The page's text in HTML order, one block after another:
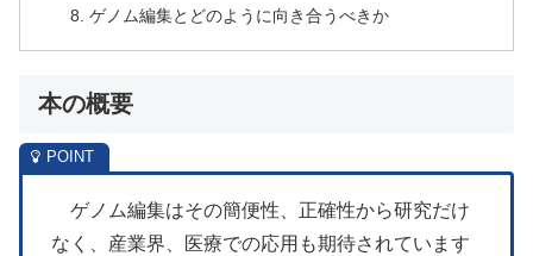
ゲノム編集とどのように向き合うべきか
本の概要
ゲノム編集はその簡便性、正確性から研究だけ
なく、産業界、医療での応用も期待されています